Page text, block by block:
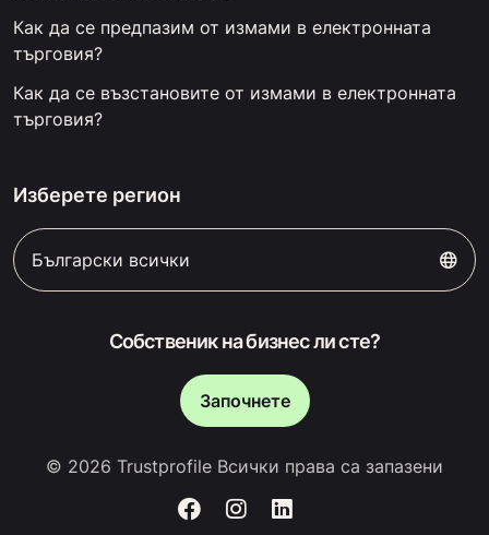
Как да се предпазим от измами в електронната
търговия?
Как да се възстановите от измами в електронната
търговия?
Изберете регион
Български всички
Собственик на бизнес ли сте?
Започнете
© 2026 Trustprofile Всички права са запазени